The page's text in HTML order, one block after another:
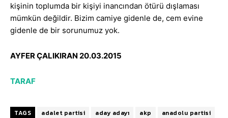
kişinin toplumda bir kişiyi inancından ötürü dışlaması
mümkün değildir. Bizim camiye gidenle de, cem evine
gidenle de bir sorunumuz yok.
AYFER ÇALIKIRAN 20.03.2015
TARAF
TAGS adalet partisi aday adayı akp
anadolu partisi